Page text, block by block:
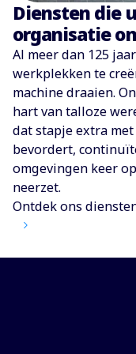
Diensten die
organisatie
Al meer dan 125
werkplekken te
machine draaien.
hart van talloze
dat stapje extra
bevordert,
omgevingen keer
neerzet.
Ontdek ons